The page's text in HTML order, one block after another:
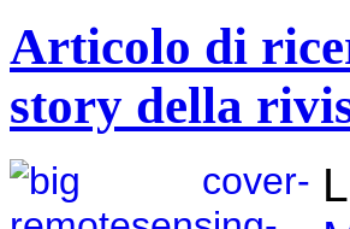
Articolo di
story della